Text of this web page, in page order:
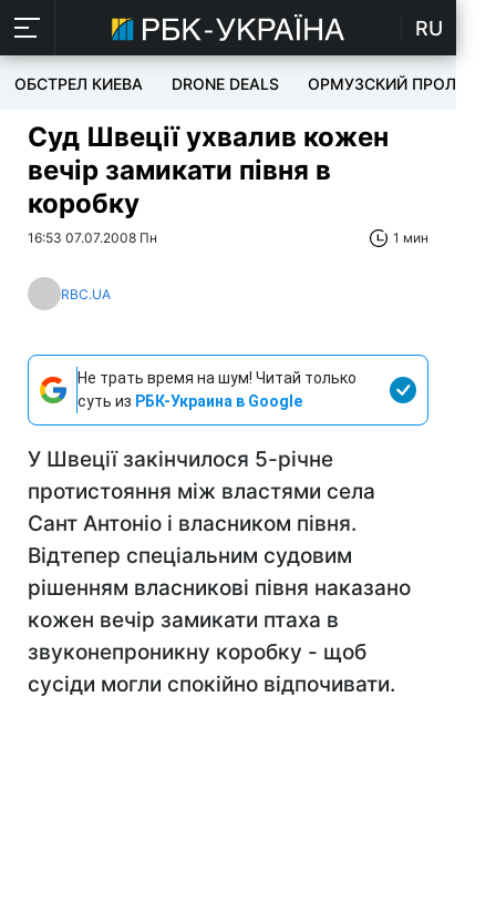
RU
ОБСТРЕЛ КИЕВА DRONE DEALS ОРМУЗСКИЙ ПРОЛИВ
Суд Швеції ухвалив кожен
вечір замикати півня в
коробку
16:53 07.07.2008 Пн 1 мин
RBC.UA
Не трать время на шум! Читай только
суть из РБК-Украина в Google
У Швеції закінчилося 5-річне
протистояння між властями села
Сант Антоніо і власником півня.
Відтепер спеціальним судовим
рішенням власникові півня наказано
кожен вечір замикати птаха в
звуконепроникну коробку - щоб
сусіди могли спокійно відпочивати.